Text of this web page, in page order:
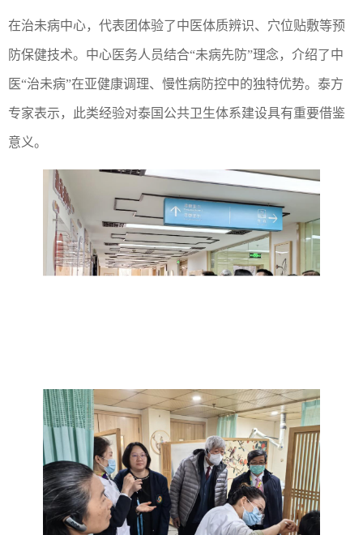
在治未病中心，代表团体验了中医体质辨识、穴位贴敷等预
防保健技术。中心医务人员结合“未病先防”理念，介绍了中
医“治未病”在亚健康调理、慢性病防控中的独特优势。泰方
专家表示，此类经验对泰国公共卫生体系建设具有重要借鉴
意义。